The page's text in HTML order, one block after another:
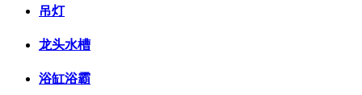
吊灯
龙头水槽
浴缸浴霸